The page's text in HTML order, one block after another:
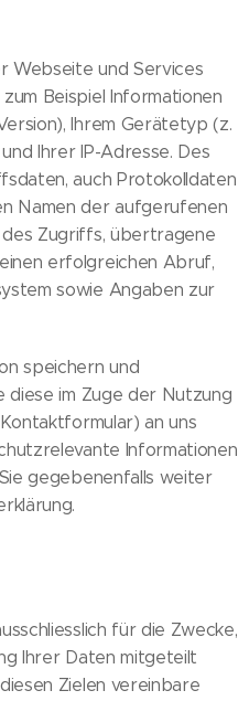
Webseite und Services
Beispiel Informationen
Ihrem Gerätetyp (z.
Ihrer IP-Adresse. Des
auch Protokolldaten
Namen der aufgerufenen
Zugriffs, übertragene
erfolgreichen Abruf,
sowie Angaben zur
speichern und
diese im Zuge der Nutzung
an uns
Informationen
gegebenenfalls weiter
für die Zwecke,
Ihrer Daten mitgeteilt
Zielen vereinbare